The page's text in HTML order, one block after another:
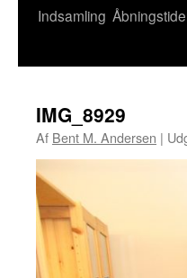
Hop
Indsamling
IMG_8929
Af Bent M. Andersen |